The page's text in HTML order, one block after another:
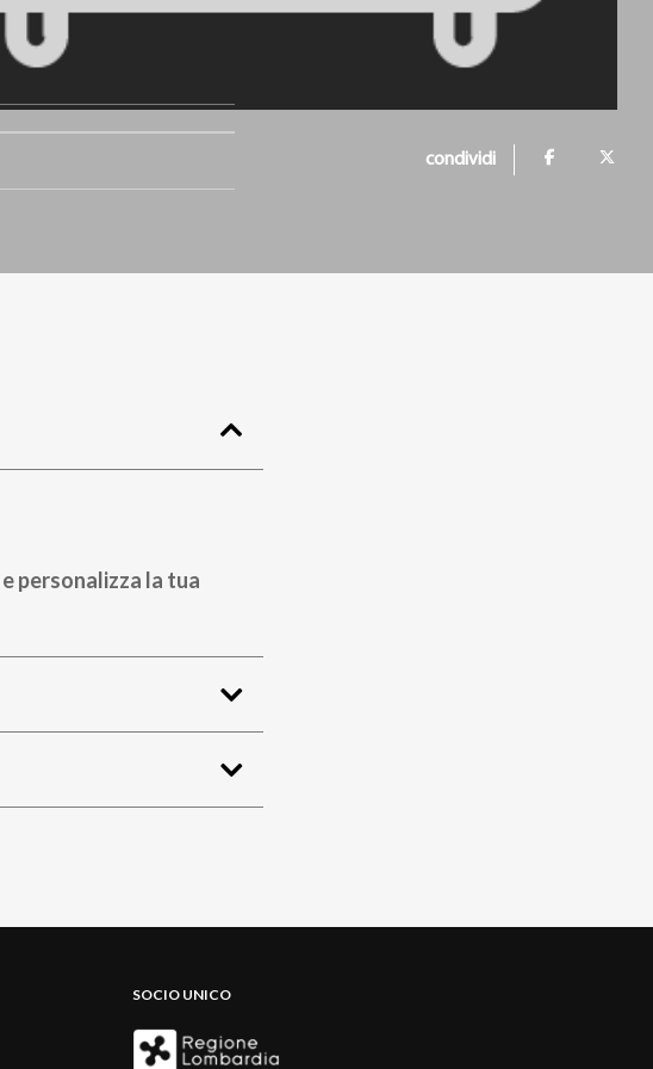
condividi
e personalizza la tua
SOCIO UNICO